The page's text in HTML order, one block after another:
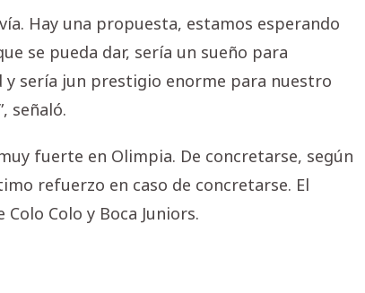
Hay una propuesta, estamos esperando
se pueda dar, sería un sueño para
sería jun prestigio enorme para nuestro
señaló.
fuerte en Olimpia. De concretarse, según
refuerzo en caso de concretarse. El
Colo y Boca Juniors.